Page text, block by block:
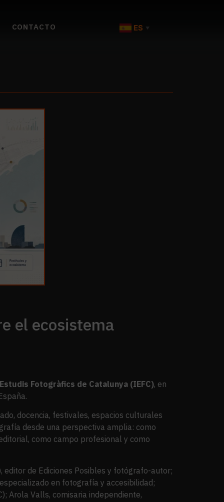
CONTACTO ES ▼
el ecosistema
Fotogràfics de Catalunya (IEFC), en
docencia, festivales, espacios culturales
desde una perspectiva amplia: como
como campo profesional y como
de Ediciones Posibles y fotógrafo-autor;
en fotografía y accesibilidad;
Arola Valls, comisaria independiente,